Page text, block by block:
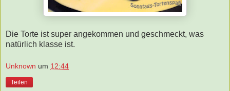
Die Torte ist super angekommen und geschmeckt, was
natürlich klasse ist.
Unknown um 12:44
Teilen